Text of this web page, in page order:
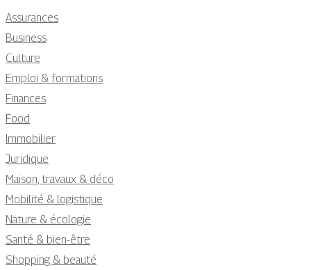
Assurances
Business
Culture
Emploi & formations
Finances
Food
Immobilier
Juridique
Maison, travaux & déco
Mobilité & logistique
Nature & écologie
Santé & bien-être
Shopping & beauté